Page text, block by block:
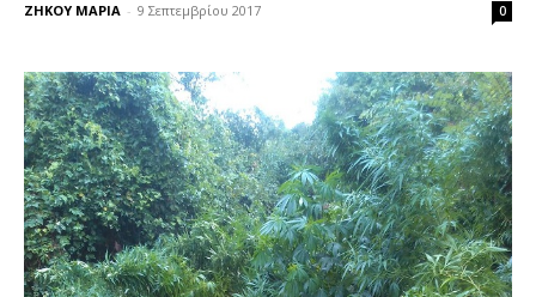
ΖΗΚΟΥ ΜΑΡΙΑ - 9 Σεπτεμβρίου 2017 0